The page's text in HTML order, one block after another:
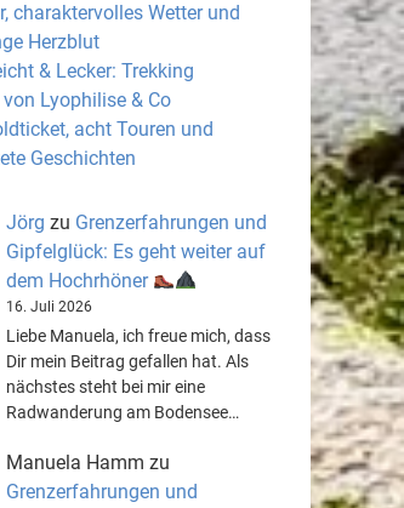
charaktervolles Wetter und
Herzblut
& Lecker: Trekking
Lyophilise & Co
acht Touren und
Geschichten
Jörg zu Grenzerfahrungen und
Gipfelglück: Es geht weiter auf
dem Hochrhöner
16. Juli 2026
Liebe Manuela, ich freue mich, dass
Dir mein Beitrag gefallen hat. Als
nächstes steht bei mir eine
Radwanderung am Bodensee…
Manuela Hamm zu
Grenzerfahrungen und